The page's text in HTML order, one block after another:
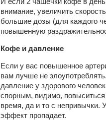
внимание, увеличить
большие дозы (для каждого
повышенную
Кофе и давление
Если у вас повышенное
вам лучше не
давление у здорового
спорным, видимо,
время, да и то с непривычки.
эффект пропадает.